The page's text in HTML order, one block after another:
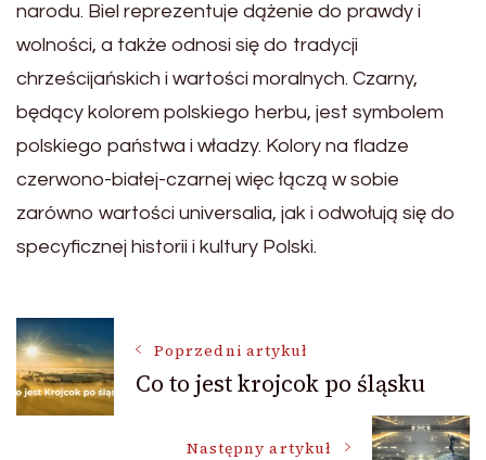
narodu. Biel reprezentuje dążenie do prawdy i
wolności, a także odnosi się do tradycji
chrześcijańskich i wartości moralnych. Czarny,
będący kolorem polskiego herbu, jest symbolem
polskiego państwa i władzy. Kolory na fladze
czerwono-białej-czarnej więc łączą w sobie
zarówno wartości universalia, jak i odwołują się do
specyficznej historii i kultury Polski.
Nawigacja
wpisu
Poprzedni artykuł
Co to jest krojcok po śląsku
Następny artykuł